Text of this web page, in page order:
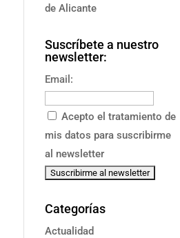
de Alicante
Suscríbete a nuestro
newsletter:
Email:
Acepto el tratamiento de
mis datos para suscribirme
al newsletter
Categorías
Actualidad